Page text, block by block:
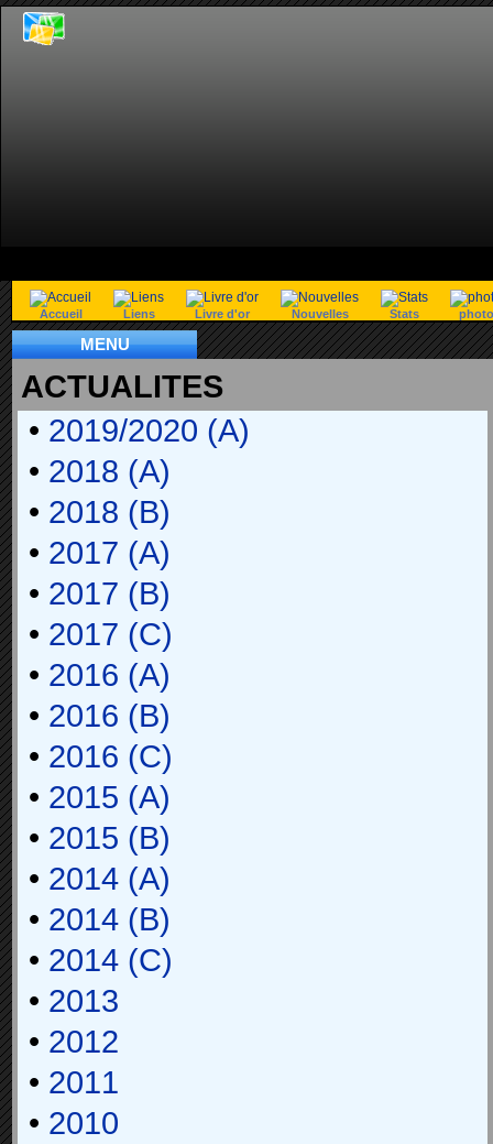
Accueil Liens Livre d'or Nouvelles Stats
MENU
ACTUALITES
• 2019/2020 (A)
• 2018 (A)
• 2018 (B)
• 2017 (A)
• 2017 (B)
• 2017 (C)
• 2016 (A)
• 2016 (B)
• 2016 (C)
• 2015 (A)
• 2015 (B)
• 2014 (A)
• 2014 (B)
• 2014 (C)
• 2013
• 2012
• 2011
• 2010